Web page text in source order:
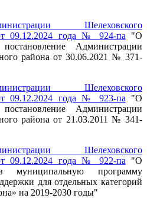
Шелеховского
09.12.2024 года № 924-па "О
Администрации
района от 30.06.2021 № 371-
Шелеховского
09.12.2024 года № 923-па "О
Администрации
района от 21.03.2011 № 341-
Шелеховского
09.12.2024 года № 922-па "О
муниципальную программу
для отдельных категорий
на 2019-2030 годы"